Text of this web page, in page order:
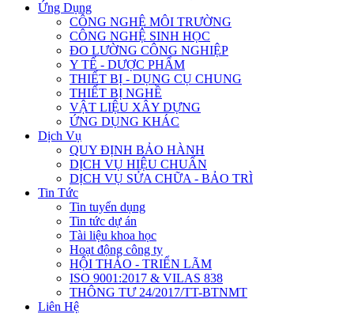
Ứng Dụng
CÔNG NGHỆ MÔI TRƯỜNG
CÔNG NGHỆ SINH HỌC
ĐO LƯỜNG CÔNG NGHIỆP
Y TẾ - DƯỢC PHẨM
THIẾT BỊ - DỤNG CỤ CHUNG
THIẾT BỊ NGHỀ
VẬT LIỆU XÂY DỰNG
ỨNG DỤNG KHÁC
Dịch Vụ
QUY ĐỊNH BẢO HÀNH
DỊCH VỤ HIỆU CHUẨN
DỊCH VỤ SỬA CHỮA - BẢO TRÌ
Tin Tức
Tin tuyển dụng
Tin tức dự án
Tài liệu khoa học
Hoạt động công ty
HỘI THẢO - TRIỂN LÃM
ISO 9001:2017 & VILAS 838
THÔNG TƯ 24/2017/TT-BTNMT
Liên Hệ